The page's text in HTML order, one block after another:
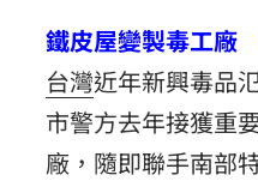
鐵皮屋變製毒工廠
台灣近年新興毒品
市警方去年接獲重
廠，隨即聯手南部